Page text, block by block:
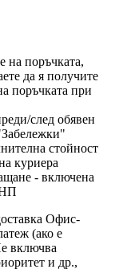
поръчката,
да я получите
поръчката при
след обявен
стойност
куриера
- включена
НП
Офис-
(ако е
включва
и др.,